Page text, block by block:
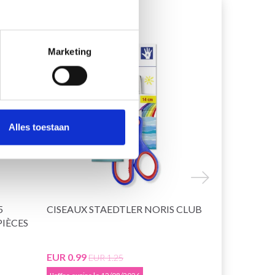
Marketing
Alles toestaan
20% de réduction
CISEAUX STAEDTLER NORIS CLUB
EUR 0.99EUR 1.25